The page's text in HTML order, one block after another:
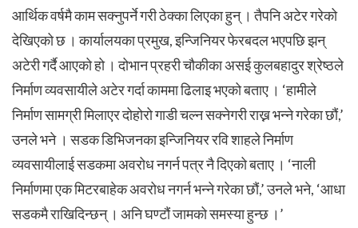
आर्थिक वर्षमै काम सक्नुपर्ने गरी ठेक्का लिएका हुन् । तैपनि अटेर गरेको
देखिएको छ । कार्यालयका प्रमुख, इन्जिनियर फेरबदल भएपछि झन्
अटेरी गर्दै आएको हो । दोभान प्रहरी चौकीका असई कुलबहादुर श्रेष्ठले
निर्माण व्यवसायीले अटेर गर्दा काममा ढिलाइ भएको बताए । ‘हामीले
निर्माण सामग्री मिलाएर दोहोरो गाडी चल्न सक्नेगरी राख्न भन्ने गरेका छौं,’
उनले भने ।सडक डिभिजनका इन्जिनियर रवि शाहले निर्माण
व्यवसायीलाई सडकमा अवरोध नगर्न पत्र नै दिएको बताए । ‘नाली
निर्माणमा एक मिटरबाहेक अवरोध नगर्न भन्ने गरेका छौं,’ उनले भने, ‘आधा
सडकमै राखिदिन्छन् । अनि घण्टौं जामको समस्या हुन्छ ।’